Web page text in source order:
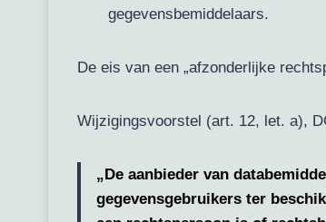
gegevensbemiddelaars.
De eis van een „afzonderlijke
Wijzigingsvoorstel (art. 12, let. a),
„De aanbieder van
gegevensgebruikers ter